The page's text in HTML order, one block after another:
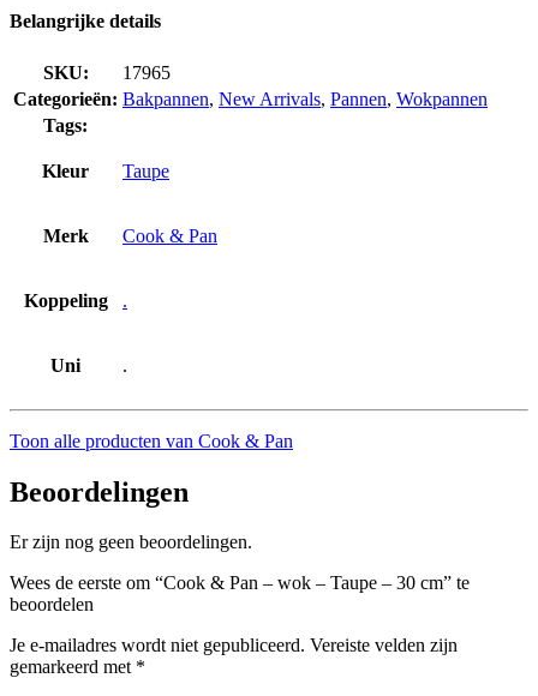
Belangrijke details
SKU:
17965
Categorieën: Bakpannen, New Arrivals, Pannen, Wokpannen
Tags:
Kleur Taupe
Merk Cook & Pan
Koppeling .
Uni .
Toon alle producten van Cook & Pan
Beoordelingen
Er zijn nog geen beoordelingen.
Wees de eerste om “Cook & Pan – wok – Taupe – 30 cm” te
beoordelen
Je e-mailadres wordt niet gepubliceerd. Vereiste velden zijn
gemarkeerd met *